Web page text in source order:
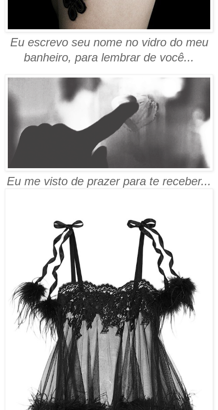
Eu escrevo seu nome no vidro do meu
banheiro, para lembrar de você...
Eu me visto de prazer para te receber...